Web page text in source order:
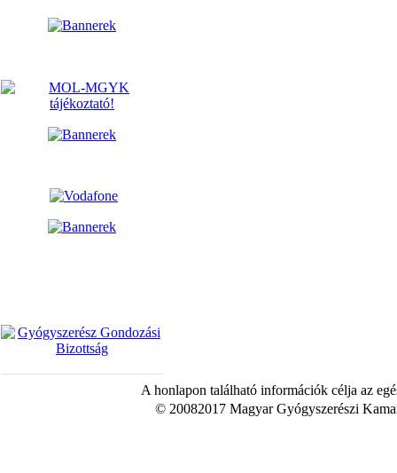
A honlapon található információk célja az
© 20082017 Magyar Gyógyszerészi